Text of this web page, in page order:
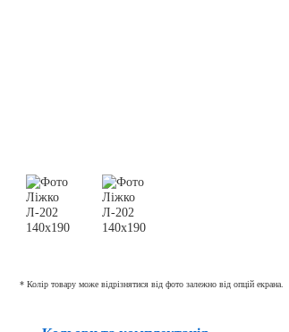
* Колір товару може відрізнятися від фото залежно від опцій екрана.